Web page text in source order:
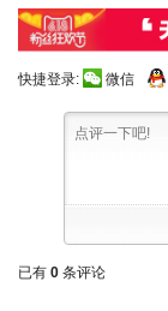
快捷登录: 微信
已有 0 条评论